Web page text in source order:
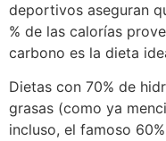
deportivos aseguran
% de las calorías
carbono es la dieta
Dietas con 70% de
grasas (como ya
incluso, el famoso